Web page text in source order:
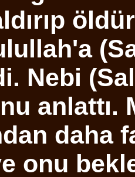
Nebi
anlattı.
daha
onu